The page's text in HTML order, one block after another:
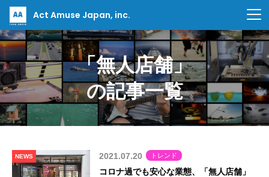
Act Amuse Japan, inc.
「無人店舗」
の記事一覧
NEWS 2021.07.20 トレンド
コロナ過でも安心な業態、「無人店舗」